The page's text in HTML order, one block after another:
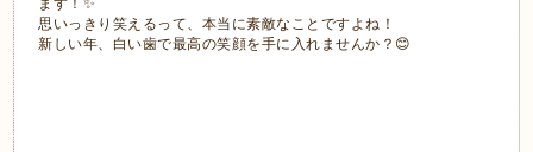
ます！✨
思いっきり笑えるって、本当に素敵なことですよね！
新しい年、白い歯で最高の笑顔を手に入れませんか？😊